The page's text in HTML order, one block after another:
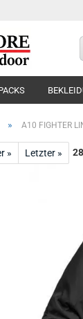
» A10 FIGHTER
» Letzter » 28